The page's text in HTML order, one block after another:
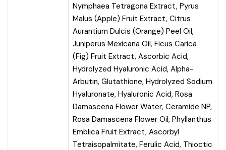
Nymphaea Tetragona Extract, Pyrus
Malus (Apple) Fruit Extract, Citrus
Aurantium Dulcis (Orange) Peel Oil,
Juniperus Mexicana Oil, Ficus Carica
(Fig) Fruit Extract, Ascorbic Acid,
Hydrolyzed Hyaluronic Acid, Alpha-
Arbutin, Glutathione, Hydrolyzed Sodium
Hyaluronate, Hyaluronic Acid, Rosa
Damascena Flower Water, Ceramide NP,
Rosa Damascena Flower Oil, Phyllanthus
Emblica Fruit Extract, Ascorbyl
Tetraisopalmitate, Ferulic Acid, Thioctic